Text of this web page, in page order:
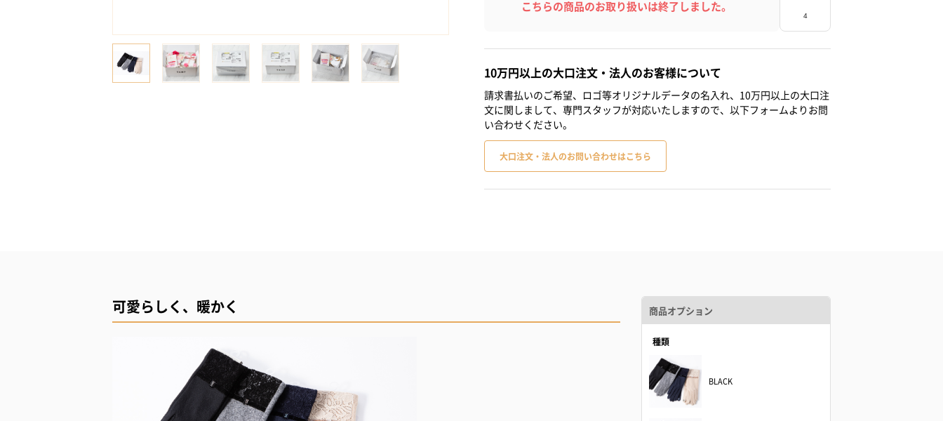
こちらの商品のお取り扱いは終了しました。
10万円以上の大口注文・法人のお客様について
請求書払いのご希望、ロゴ等オリジナルデータの名入れ、10万円以上の大口注
文に関しまして、専門スタッフが対応いたしますので、以下フォームよりお問
い合わせください。
大口注文・法人のお問い合わせはこちら
可愛らしく、暖かく 商品オプション
種類
BLACK